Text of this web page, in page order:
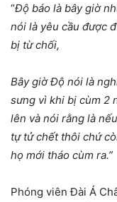
“Độ báo là bây giờ
nói là yêu cầu được
bị từ chối,
Bây giờ Độ nói là
sưng vì khi bị cùm 2
lên và nói rằng là
tự tử chết thôi chứ
họ mới tháo cùm ra.”
Phóng viên Đài Á